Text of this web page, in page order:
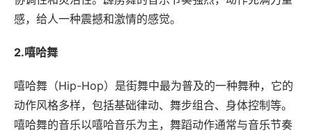
感，给人一种震撼和激情的感觉。
2.嘻哈舞
嘻哈舞（Hip-Hop）是街舞中最为普及的一种舞种，它的
动作风格多样，包括基础律动、舞步组合、身体控制等。
嘻哈舞的音乐以嘻哈音乐为主，舞蹈动作通常与音乐节奏